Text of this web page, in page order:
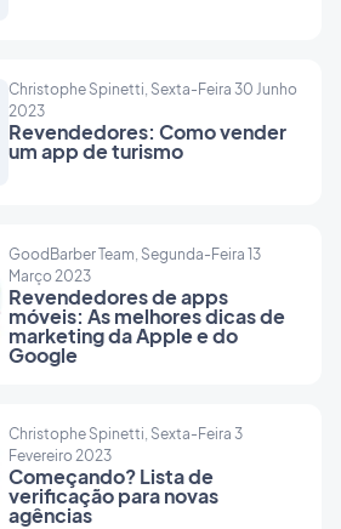
geral do painel do
incluída na assinatura do
digital
Christophe Spinetti, Sexta-Feira 30 Junho
2023
Revendedores: Como vender
um app de turismo
GoodBarber Team, Segunda-Feira 13
Março 2023
Revendedores de apps
móveis: As melhores dicas de
marketing da Apple e do
Google
Christophe Spinetti, Sexta-Feira 3
Fevereiro 2023
Começando? Lista de
verificação para novas
agências